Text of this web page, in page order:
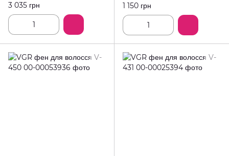
3 035 грн
1 150 грн